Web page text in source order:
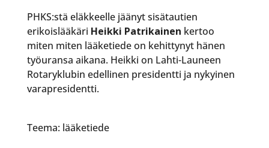
PHKS:stä eläkkeelle jäänyt sisätautien
erikoislääkäri Heikki Patrikainen kertoo
miten miten lääketiede on kehittynyt hänen
työuransa aikana. Heikki on Lahti-Launeen
Rotaryklubin edellinen presidentti ja nykyinen
varapresidentti.
Teema: lääketiede